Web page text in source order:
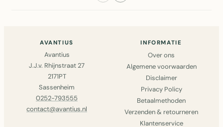
AVANTIUS
Avantius
J.J.v. Rhijnstraat 27
2171PT
Sassenheim
0252-793555
contact@avantius.nl
INFORMATIE
Over ons
Algemene voorwaarden
Disclaimer
Privacy Policy
Betaalmethoden
Verzenden & retourneren
Klantenservice